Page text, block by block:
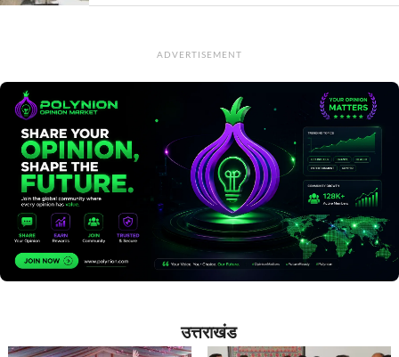
ADVERTISEMENT
उत्तराखंड